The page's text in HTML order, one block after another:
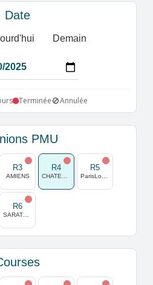
Date
Demain
Terminée🚫Annulée
PMU
R3
AMIENS
R4 R5
R6
Réinitialiser